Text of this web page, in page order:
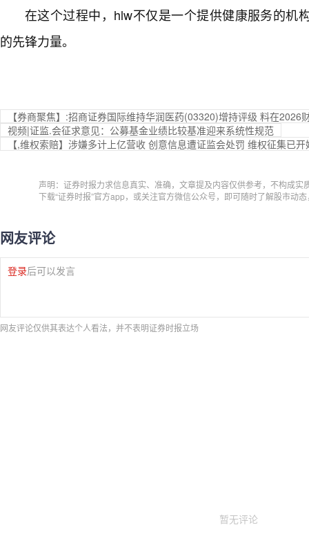
在这个过程中，hlw不仅是一个提供健康服务的机
的先锋力量。
【券商聚焦】:招商证券国际维持华润医药(03320)增持评级 料在2026
视频|证监.会征求意见：公募基金业绩比较基准迎来系统性规范
【,维权索赔】涉嫌多计上亿营收 创意信息遭证监会处罚 维权征集已开
声明：证券时报力求信息真实、准确，文章提及内容仅供参考，不构成实
下载“证券时报”官方app，或关注官方微信公众号，即可随时了解股市动
网友评论
登录后可以发言
网友评论仅供其表达个人看法，并不表明证券时报立场
暂无评论